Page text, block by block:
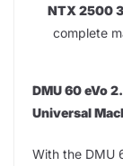
NTX 2500
complete
DMU 60 eVo
Universal
With the DMU